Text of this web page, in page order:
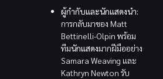
ผู้กำกับและนักแสดงนำ:
การกลับมาของ Matt
Bettinelli-Olpin พร้อม
ทีมนักแสดงมากฝีมืออย่าง
Samara Weaving และ
Kathryn Newton รับ